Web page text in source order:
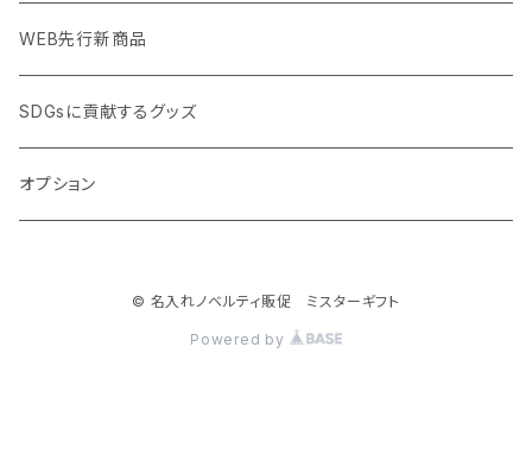
加湿器・オゾン発生器
ウイルス対策消耗品
ウイルス対策備品
ポーチ・巾着
タオル・ブランケット
その他雑貨品
フルカラー印刷ノベルティ
予算消化・備品におすすめグッズ
展示会・説明会ノベルティ
クイック印刷対応トートバッグ・エコバッグ
クイック印刷対応ポーチ・巾着
クイック印刷対応ボトル
WEB先行新商品
SDGsに貢献するグッズ
オプション
© 名入れノベルティ販促 ミスターギフト
Powered by